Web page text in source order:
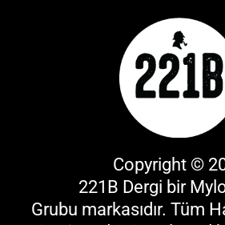
Copyright ©
221B Dergi bir
Grubu markasıdır. Tüm